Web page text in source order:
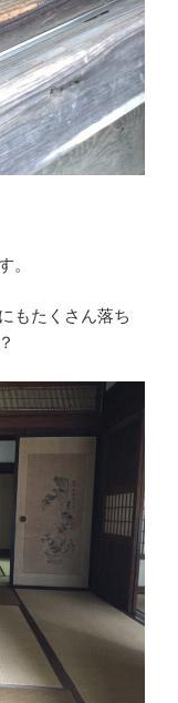
。
もたくさん落ち